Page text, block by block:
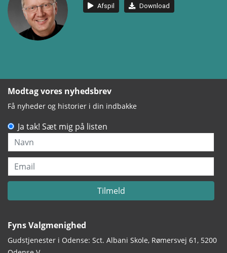
Afspil Download
Fyns Valgmenighed
Gudstjenester i Odense: Sct. Albani Skole, Rømersvej 61, 5200
Modtag vores nyhedsbrev
Få nyheder og historier i din indbakke
Ja tak! Sæt mig på listen
Navn
Email
Tilmeld